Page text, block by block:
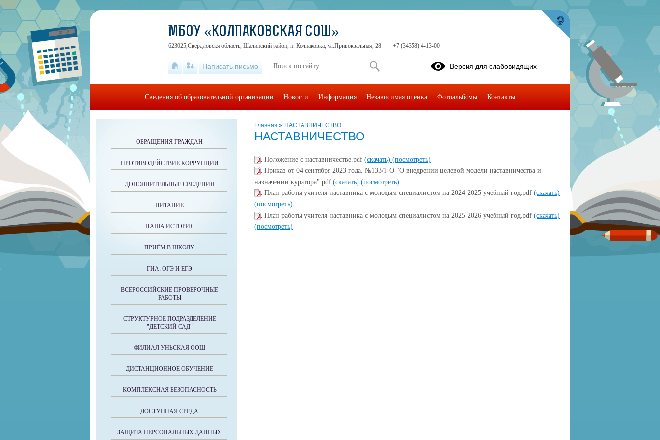
Главная » НАСТАВНИЧЕСТВО
НАСТАВНИЧЕСТВО
Положение о наставничестве.pdf (скачать) (посмотреть)
Приказ от 04 сентября 2023 года. №133/1-О "О внедрении целевой модели наставничества и
назначении куратора".pdf (скачать) (посмотреть)
План работы учителя-наставника с молодым специалистом на 2024-2025 учебный год.pdf (скачать)
(посмотреть)
План работы учителя-наставника с молодым специалистом на 2025-2026 учебный год.pdf (скачать)
(посмотреть)
ОБРАЩЕНИЯ ГРАЖДАН
ПРОТИВОДЕЙСТВИЕ КОРРУПЦИИ
ДОПОЛНИТЕЛЬНЫЕ СВЕДЕНИЯ
ПИТАНИЕ
НАША ИСТОРИЯ
ПРИЁМ В ШКОЛУ
ГИА: ОГЭ И ЕГЭ
ВСЕРОССИЙСКИЕ ПРОВЕРОЧНЫЕ
РАБОТЫ
СТРУКТУРНОЕ ПОДРАЗДЕЛЕНИЕ
"ДЕТСКИЙ САД"
ФИЛИАЛ УНЬСКАЯ ООШ
ДИСТАНЦИОННОЕ ОБУЧЕНИЕ
КОМПЛЕКСНАЯ БЕЗОПАСНОСТЬ
ДОСТУПНАЯ СРЕДА
ЗАЩИТА ПЕРСОНАЛЬНЫХ ДАННЫХ
МБОУ «КОЛПАКОВСКАЯ СОШ»
623025,Свердловскя область, Шалинский район, п. Колпаковка, ул.Привокзальная, 28 +7 (34358) 4-13-00
Написать письмо Версия для слабовидящих
Сведения об образовательной организации Новости Информация Независимая оценка Фотоальбомы Контакты